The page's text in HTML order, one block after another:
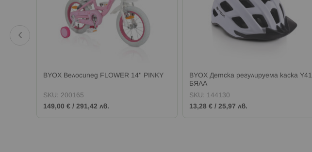
BYOX Велосипед FLOWER 14'' PINKY
SKU: 200165
149,00 € / 291,42 лв.
BYOX Детска регулируема каска Y41
БЯЛА
SKU: 144130
13,28 € / 25,97 лв.